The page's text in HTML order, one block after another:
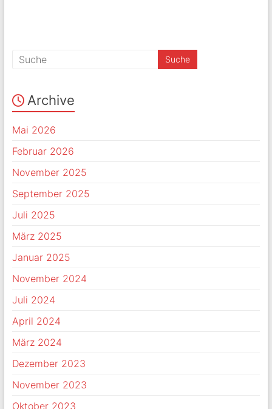
Archive
Mai 2026
Februar 2026
November 2025
September 2025
Juli 2025
März 2025
Januar 2025
November 2024
Juli 2024
April 2024
März 2024
Dezember 2023
November 2023
Oktober 2023